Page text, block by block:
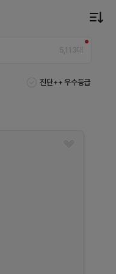
5,113대
진단++ 우수등급